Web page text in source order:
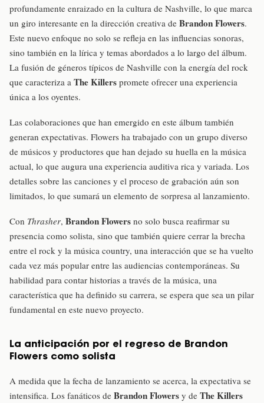
profundamente enraizado en la cultura de Nashville, lo que marca
un giro interesante en la dirección creativa de Brandon Flowers.
Este nuevo enfoque no solo se refleja en las influencias sonoras,
sino también en la lírica y temas abordados a lo largo del álbum.
La fusión de géneros típicos de Nashville con la energía del rock
que caracteriza a The Killers promete ofrecer una experiencia
única a los oyentes.
Las colaboraciones que han emergido en este álbum también
generan expectativas. Flowers ha trabajado con un grupo diverso
de músicos y productores que han dejado su huella en la música
actual, lo que augura una experiencia auditiva rica y variada. Los
detalles sobre las canciones y el proceso de grabación aún son
limitados, lo que sumará un elemento de sorpresa al lanzamiento.
Con Thrasher, Brandon Flowers no solo busca reafirmar su
presencia como solista, sino que también quiere cerrar la brecha
entre el rock y la música country, una interacción que se ha vuelto
cada vez más popular entre las audiencias contemporáneas. Su
habilidad para contar historias a través de la música, una
característica que ha definido su carrera, se espera que sea un pilar
fundamental en este nuevo proyecto.
La anticipación por el regreso de Brandon
Flowers como solista
A medida que la fecha de lanzamiento se acerca, la expectativa se
intensifica. Los fanáticos de Brandon Flowers y de The Killers